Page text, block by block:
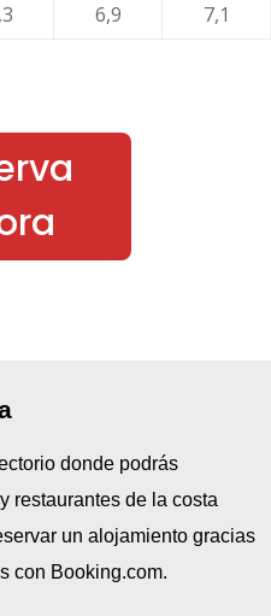
6,9 7,1
donde podrás
restaurantes de la costa
un alojamiento gracias
con Booking.com.